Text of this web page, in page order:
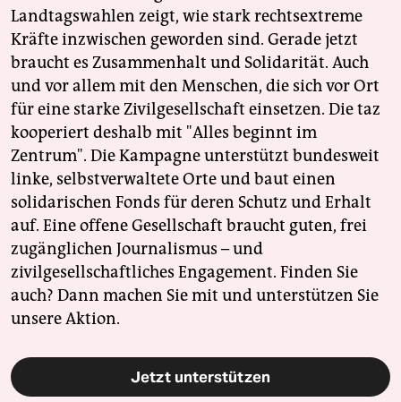
Landtagswahlen zeigt, wie stark rechtsextreme
Kräfte inzwischen geworden sind. Gerade jetzt
braucht es Zusammenhalt und Solidarität. Auch
und vor allem mit den Menschen, die sich vor Ort
für eine starke Zivilgesellschaft einsetzen. Die taz
kooperiert deshalb mit "Alles beginnt im
Zentrum". Die Kampagne unterstützt bundesweit
linke, selbstverwaltete Orte und baut einen
solidarischen Fonds für deren Schutz und Erhalt
auf. Eine offene Gesellschaft braucht guten, frei
zugänglichen Journalismus – und
zivilgesellschaftliches Engagement. Finden Sie
auch? Dann machen Sie mit und unterstützen Sie
unsere Aktion.
Jetzt unterstützen